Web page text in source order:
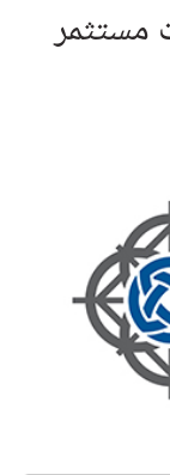
مستثمر